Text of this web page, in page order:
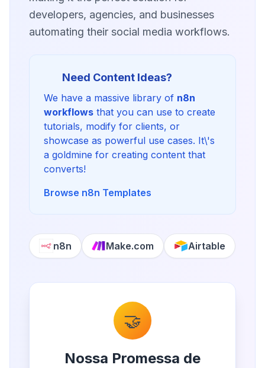
developers, agencies, and businesses
automating their social media workflows.
Need Content Ideas?
We have a massive library of n8n
workflows that you can use to create
tutorials, modify for clients, or
showcase as powerful use cases. It\'s
a goldmine for creating content that
converts!
Browse n8n Templates
n8n Make.com Airtable
🤝
Nossa Promessa de